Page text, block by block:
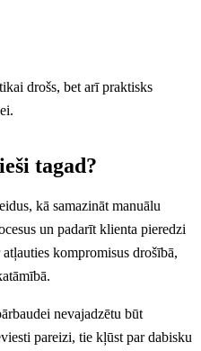
drošs, bet arī praktisks
tagad?
kā samazināt manuālu
un padarīt klienta pieredzi
kompromisus drošībā,
nevajadzētu būt
pareizi, tie kļūst par dabisku